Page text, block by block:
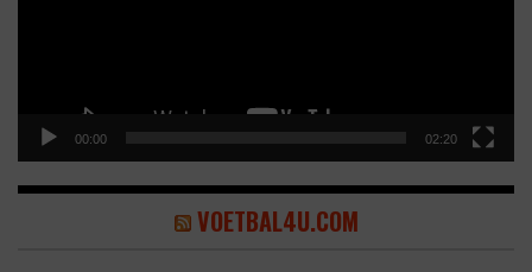
00:00 02:20
VOETBAL4U.COM